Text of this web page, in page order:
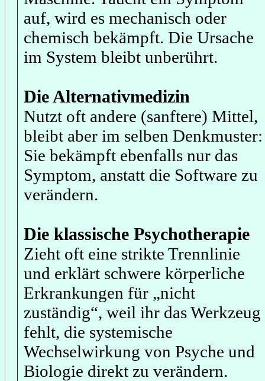
auf, wird es mechanisch oder
chemisch bekämpft. Die Ursache
im System bleibt unberührt.
Die Alternativmedizin
Nutzt oft andere (sanftere) Mittel,
bleibt aber im selben Denkmuster:
Sie bekämpft ebenfalls nur das
Symptom, anstatt die Software zu
verändern.
Die klassische Psychotherapie
Zieht oft eine strikte Trennlinie
und erklärt schwere körperliche
Erkrankungen für „nicht
zuständig“, weil ihr das Werkzeug
fehlt, die systemische
Wechselwirkung von Psyche und
Biologie direkt zu verändern.